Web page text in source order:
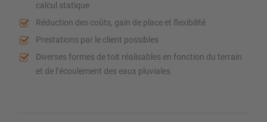
calcul statique
Réduction des coûts, gain de place et flexibilité
Prestations par le client possibles
Diverses formes de toit réalisables en fonction du terrain
et de l’écoulement des eaux pluviales